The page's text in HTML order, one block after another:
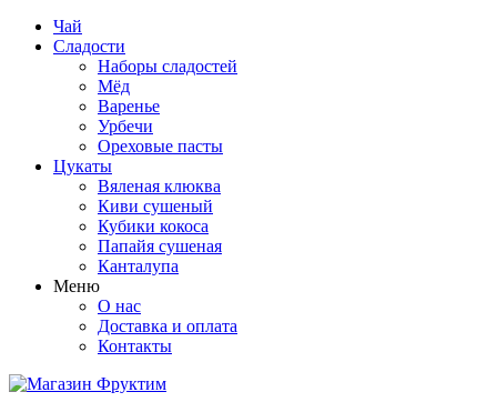
Чай
Сладости
Наборы сладостей
Мёд
Варенье
Урбечи
Ореховые пасты
Цукаты
Вяленая клюква
Киви сушеный
Кубики кокоса
Папайя сушеная
Канталупа
Меню
О нас
Доставка и оплата
Контакты